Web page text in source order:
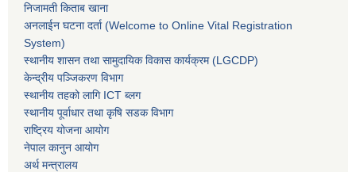
निजामती किताब खाना
अनलाईन घटना दर्ता (Welcome to Online Vital Registration
System)
स्थानीय शासन तथा सामुदायिक विकास कार्यक्रम (LGCDP)
केन्द्रीय पञ्जिकरण विभाग
स्थानीय तहको लागि ICT ब्लग
स्थानीय पूर्वाधार तथा कृषि सडक विभाग
राष्ट्रिय योजना आयोग
नेपाल कानुन आयोग
अर्थ मन्त्रालय